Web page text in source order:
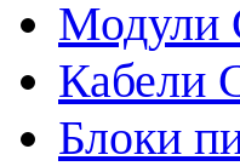
Модули
Кабели
Блоки